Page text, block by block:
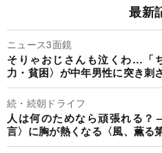
最新
ニュース3面鏡
そりゃおじさんも泣くわ…「
力・貧困〉が中年男性に突き刺
続・続朝ドライフ
人は何のためなら頑張れる
言〉に胸が熱くなる〈風、薫る